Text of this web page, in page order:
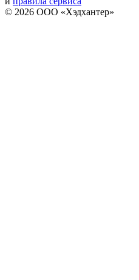
© 2026 ООО «Хэдхантер»